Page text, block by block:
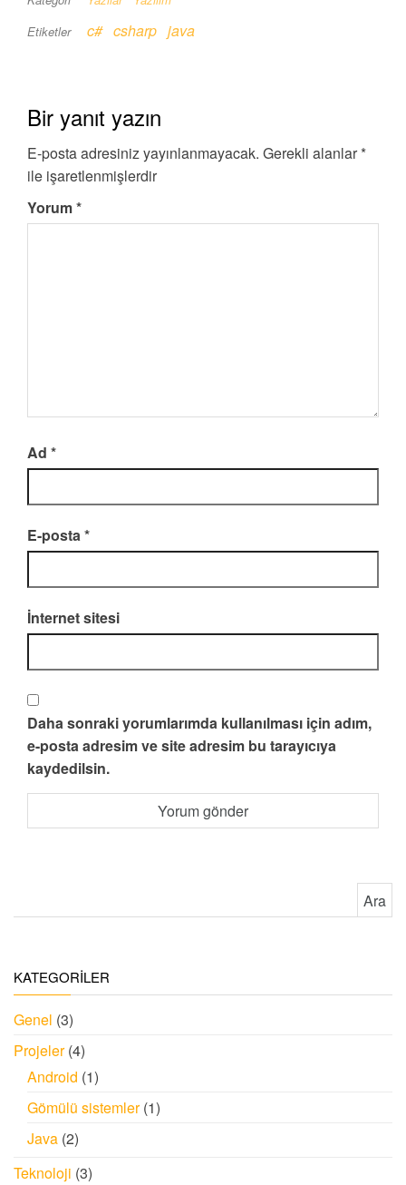
Etiketler
c# csharp java
Bir yanıt yazın
E-posta adresiniz yayınlanmayacak. Gerekli alanlar *
ile işaretlenmişlerdir
Yorum*
Ad *
E-posta*
İnternet sitesi
Daha sonraki yorumlarımda kullanılması için adım,
e-posta adresim ve site adresim bu tarayıcıya
kaydedilsin.
KATEGORİLER
Genel (3)
Projeler(4)
Android (1)
Gömülü sistemler(1)
Java (2)
Teknoloji (3)